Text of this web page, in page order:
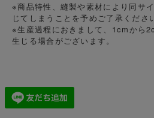
※商品特性、縫製や素材により同サ
じてしまうことを予めご了承くださ
※生産過程におきまして、1cmから
生じる場合がございます。